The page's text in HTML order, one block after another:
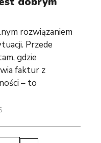
rozwiązaniem
Przede
gdzie
faktur z
– to